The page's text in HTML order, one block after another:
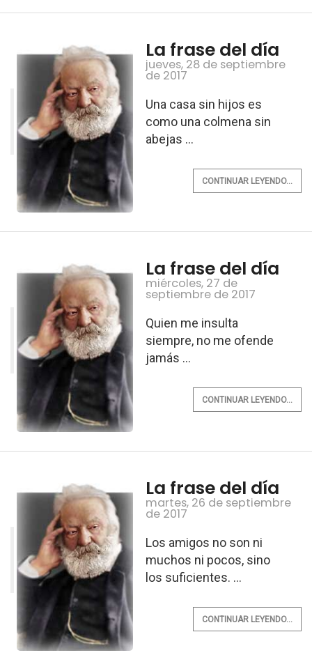
La frase del día
jueves, 28 de septiembre
de 2017
Una casa sin hijos es
como una colmena sin
abejas ...
CONTINUAR LEYENDO...
La frase del día
miércoles, 27 de
septiembre de 2017
Quien me insulta
siempre, no me ofende
jamás ...
CONTINUAR LEYENDO...
La frase del día
martes, 26 de septiembre
de 2017
Los amigos no son ni
muchos ni pocos, sino
los suficientes. ...
CONTINUAR LEYENDO...